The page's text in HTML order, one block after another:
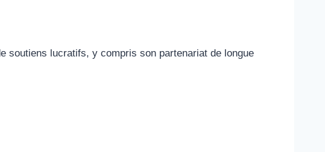
soutiens lucratifs, y compris son partenariat de longue